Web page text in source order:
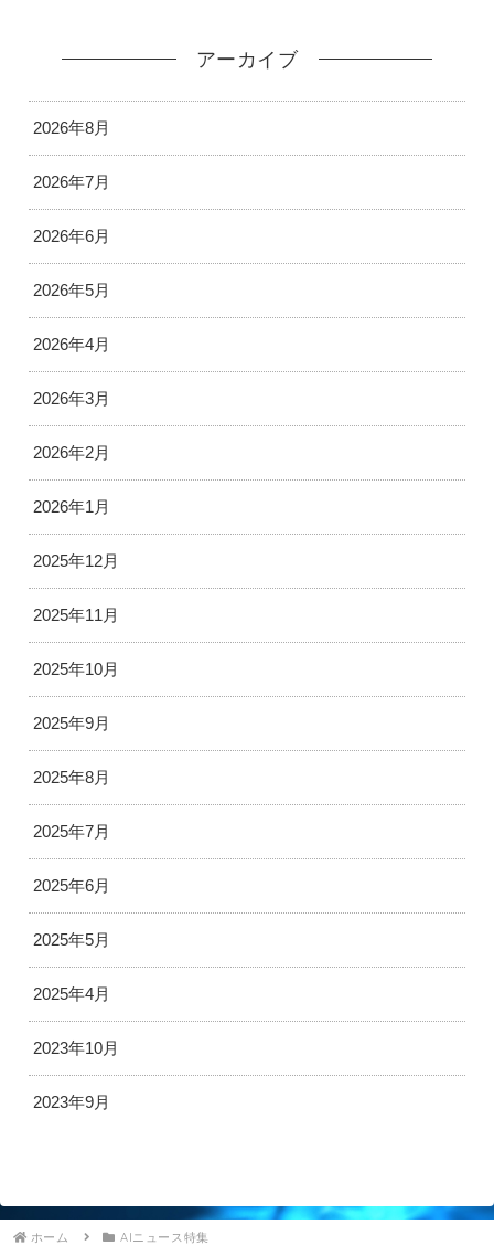
アーカイブ
2026年8月
2026年7月
2026年6月
2026年5月
2026年4月
2026年3月
2026年2月
2026年1月
2025年12月
2025年11月
2025年10月
2025年9月
2025年8月
2025年7月
2025年6月
2025年5月
2025年4月
2023年10月
2023年9月
ホーム AIニュース特集